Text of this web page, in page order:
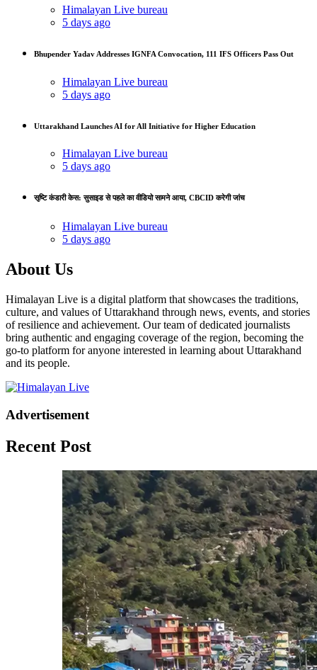
Himalayan Live bureau
5 days ago
Bhupender Yadav Addresses IGNFA Convocation, 111 IFS Officers Pass Out
Himalayan Live bureau
5 days ago
Uttarakhand Launches AI for All Initiative for Higher Education
Himalayan Live bureau
5 days ago
सृष्टि कंडारी केस: सुसाइड से पहले का वीडियो सामने आया, CBCID करेगी जांच
Himalayan Live bureau
5 days ago
About Us
Himalayan Live is a digital platform that showcases the traditions,
culture, and values of Uttarakhand through news, events, and stories
of resilience and achievement. Our team of dedicated journalists
bring authentic and engaging coverage of the region, becoming the
go-to platform for anyone interested in learning about Uttarakhand
and its people.
Advertisement
Recent Post